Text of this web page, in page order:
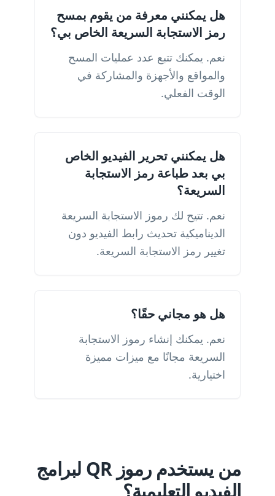
هل يمكنني معرفة من يقوم بمسح
رمز الاستجابة السريعة الخاص بي؟
نعم. يمكنك تتبع عدد عمليات المسح
والمواقع والأجهزة والمشاركة في
الوقت الفعلي.
هل يمكنني تحرير الفيديو الخاص
بي بعد طباعة رمز الاستجابة
السريعة؟
نعم. تتيح لك رموز الاستجابة السريعة
الديناميكية تحديث رابط الفيديو دون
تغيير رمز الاستجابة السريعة.
هل هو مجاني حقًا؟
نعم. يمكنك إنشاء رموز الاستجابة
السريعة مجانًا مع ميزات مميزة
اختيارية.
من يستخدم رموز QR لبرامج
الفيديو التعليمية؟